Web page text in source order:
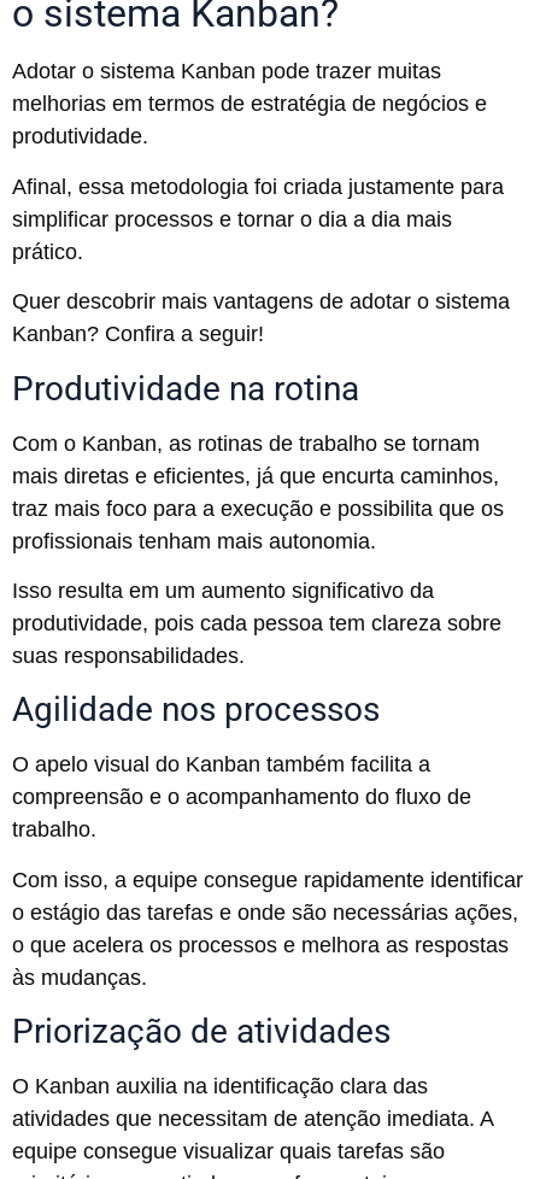
o sistema Kanban?
Adotar o sistema Kanban pode trazer muitas
melhorias em termos de estratégia de negócios e
produtividade.
Afinal, essa metodologia foi criada justamente para
simplificar processos e tornar o dia a dia mais
prático.
Quer descobrir mais vantagens de adotar o sistema
Kanban? Confira a seguir!
Produtividade na rotina
Com o Kanban, as rotinas de trabalho se tornam
mais diretas e eficientes, já que encurta caminhos,
traz mais foco para a execução e possibilita que os
profissionais tenham mais autonomia.
Isso resulta em um aumento significativo da
produtividade, pois cada pessoa tem clareza sobre
suas responsabilidades.
Agilidade nos processos
O apelo visual do Kanban também facilita a
compreensão e o acompanhamento do fluxo de
trabalho.
Com isso, a equipe consegue rapidamente identificar
o estágio das tarefas e onde são necessárias ações,
o que acelera os processos e melhora as respostas
às mudanças.
Priorização de atividades
O Kanban auxilia na identificação clara das
atividades que necessitam de atenção imediata. A
equipe consegue visualizar quais tarefas são